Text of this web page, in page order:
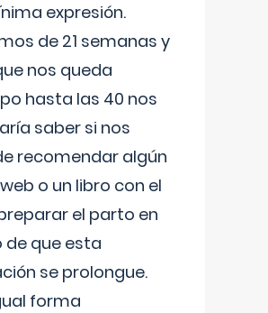
expresión.
de 21 semanas y
nos queda
hasta las 40 nos
saber si nos
recomendar algún
o un libro con el
el parto en
de que esta
se prolongue.
forma